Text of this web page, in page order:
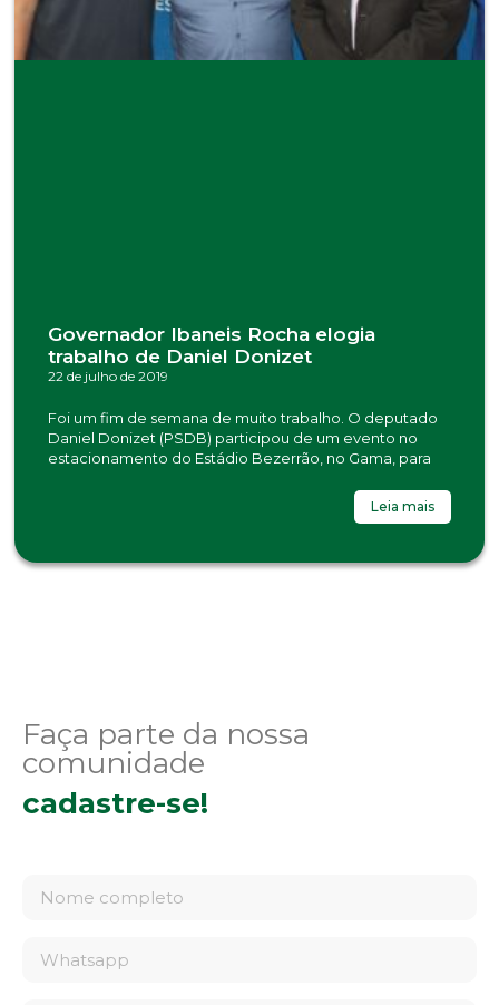
Governador Ibaneis Rocha elogia
trabalho de Daniel Donizet
22 de julho de 2019
Foi um fim de semana de muito trabalho. O deputado
Daniel Donizet (PSDB) participou de um evento no
estacionamento do Estádio Bezerrão, no Gama, para
Leia mais
Faça parte da nossa
comunidade
cadastre-se!